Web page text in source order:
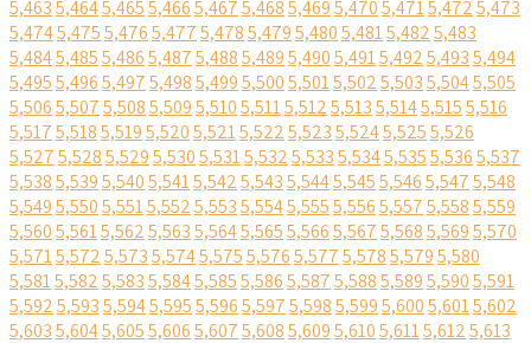
5,4635,4645,4655,4665,4675,4685,4695,4705,4715,4725,473
5,4745,4755,4765,4775,4785,4795,4805,4815,4825,483
5,4845,4855,4865,4875,4885,4895,4905,4915,4925,4935,494
5,4955,4965,4975,4985,4995,5005,5015,5025,5035,5045,505
5,5065,5075,5085,5095,5105,5115,5125,5135,5145,5155,516
5,5175,5185,5195,5205,5215,5225,5235,5245,5255,526
5,5275,5285,5295,5305,5315,5325,5335,5345,5355,5365,537
5,5385,5395,5405,5415,5425,5435,5445,5455,5465,5475,548
5,5495,5505,5515,5525,5535,5545,5555,5565,5575,5585,559
5,5605,5615,5625,5635,5645,5655,5665,5675,5685,5695,570
5,5715,5725,5735,5745,5755,5765,5775,5785,5795,580
5,5815,5825,5835,5845,5855,5865,5875,5885,5895,5905,591
5,5925,5935,5945,5955,5965,5975,5985,5995,6005,6015,602
5,6035,6045,6055,6065,6075,6085,6095,6105,6115,6125,613